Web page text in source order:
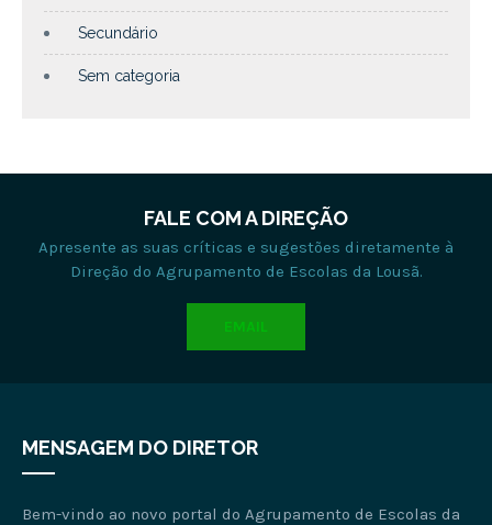
Secundário
Sem categoria
FALE COM A DIREÇÃO
Apresente as suas críticas e sugestões diretamente à
Direção do Agrupamento de Escolas da Lousã.
EMAIL
MENSAGEM DO DIRETOR
Bem-vindo ao novo portal do Agrupamento de Escolas da